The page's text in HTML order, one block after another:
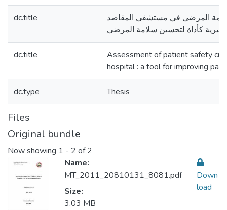
dc.title
المرضى في مستشفى المقاصد
كأداة لتحسين سلامة المرضى
dc.title
Assessment of patient safety
hospital : a tool for improving
dc.type Thesis
Files
Original bundle
Now showing 1 - 2 of 2
Name:
MT_2011_20810131_8081.pdf
Size:
3.03 MB
Down
load